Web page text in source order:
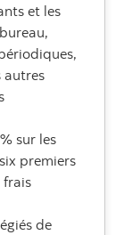
et les
autres
sur les
premiers
frais
de